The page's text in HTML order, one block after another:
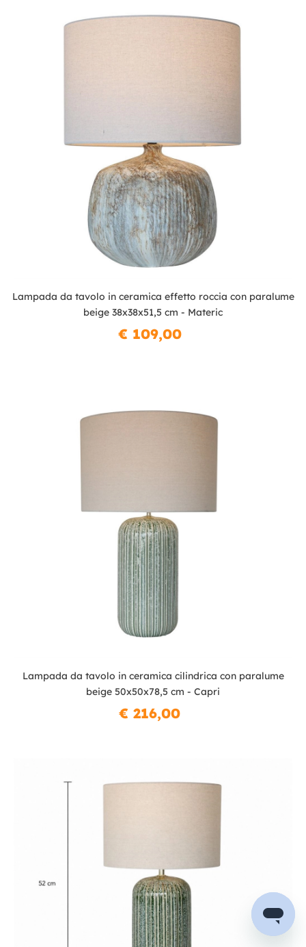
Lampada da tavolo in ceramica effetto roccia con paralume
beige 38x38x51,5 cm - Materic
€ 109,00
Lampada da tavolo in ceramica cilindrica con paralume
beige 50x50x78,5 cm - Capri
€ 216,00